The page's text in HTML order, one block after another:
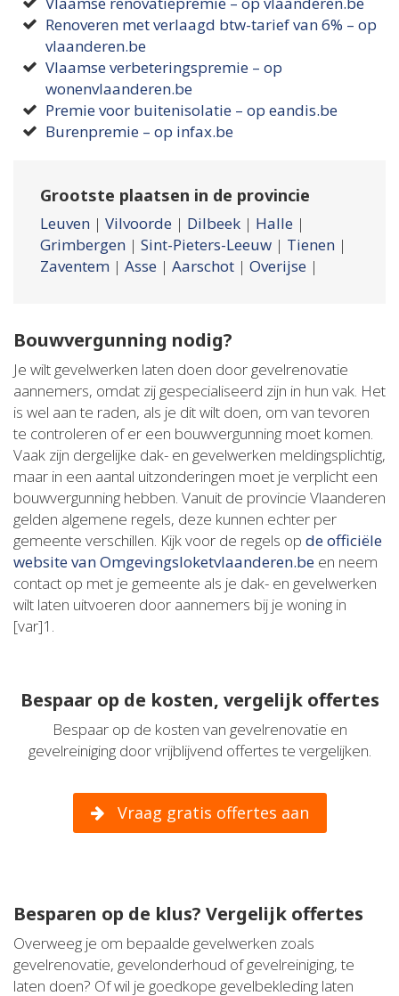
Renoveren met verlaagd btw-tarief van 6% – op
vlaanderen.be
Vlaamse verbeteringspremie – op
wonenvlaanderen.be
Premie voor buitenisolatie – op eandis.be
Burenpremie – op infax.be
Grootste plaatsen in de provincie
Leuven | Vilvoorde | Dilbeek | Halle |
Grimbergen | Sint-Pieters-Leeuw | Tienen |
Zaventem | Asse | Aarschot | Overijse |
Bouwvergunning nodig?
Je wilt gevelwerken laten doen door gevelrenovatie
aannemers, omdat zij gespecialiseerd zijn in hun vak. Het
is wel aan te raden, als je dit wilt doen, om van tevoren
te controleren of er een bouwvergunning moet komen.
Vaak zijn dergelijke dak- en gevelwerken meldingsplichtig,
maar in een aantal uitzonderingen moet je verplicht een
bouwvergunning hebben. Vanuit de provincie Vlaanderen
gelden algemene regels, deze kunnen echter per
gemeente verschillen. Kijk voor de regels op de officiële
website van Omgevingsloketvlaanderen.be en neem
contact op met je gemeente als je dak- en gevelwerken
wilt laten uitvoeren door aannemers bij je woning in
[var]1.
Bespaar op de kosten, vergelijk offertes
Bespaar op de kosten van gevelrenovatie en
gevelreiniging door vrijblijvend offertes te vergelijken.
Vraag gratis offertes aan
Besparen op de klus? Vergelijk offertes
Overweeg je om bepaalde gevelwerken zoals
gevelrenovatie, gevelonderhoud of gevelreiniging, te
laten doen? Of wil je goedkope gevelbekleding laten